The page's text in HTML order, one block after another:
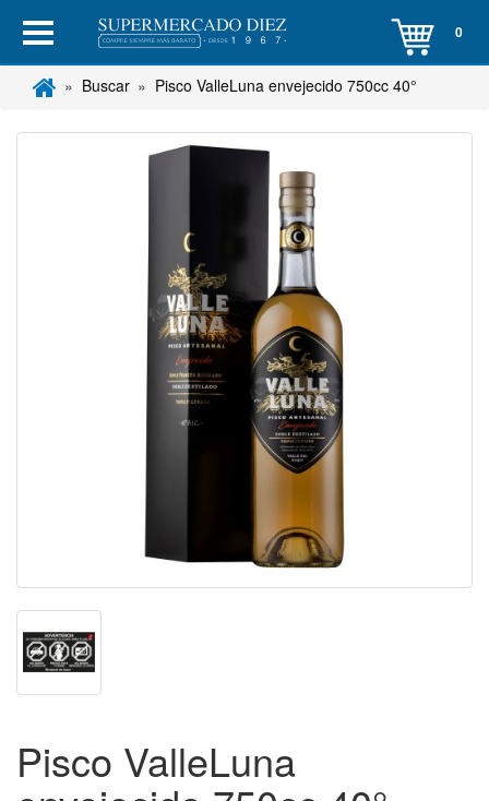
0
Buscar Pisco ValleLuna envejecido 750cc 40°
Pisco ValleLuna